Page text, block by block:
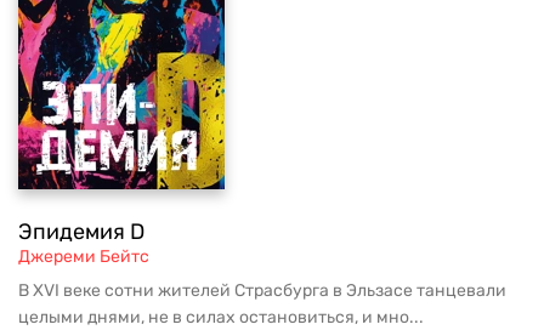
Эпидемия D
Джереми Бейтс
В XVI веке сотни жителей Страсбурга в Эльзасе танцевали
целыми днями, не в силах остановиться, и мно...